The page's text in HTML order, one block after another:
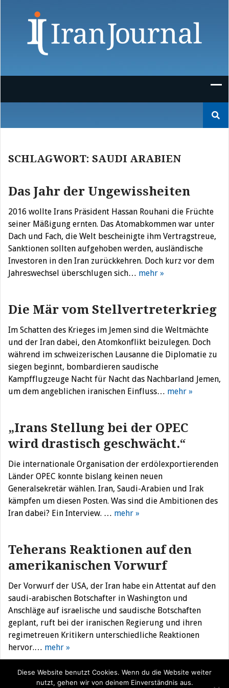
nach:
SCHLAGWORT: SAUDI ARABIEN
Das Jahr der Ungewissheiten
2016 wollte Irans Präsident Hassan Rouhani die Früchte
seiner Mäßigung ernten. Das Atomabkommen war unter
Dach und Fach, die Welt bescheinigte ihm Vertragstreue,
Sanktionen sollten aufgehoben werden, ausländische
Investoren in den Iran zurückkehren. Doch kurz vor dem
Jahreswechsel überschlugen sich… mehr »
Die Mär vom Stellvertreterkrieg
Im Schatten des Krieges im Jemen sind die Weltmächte
und der Iran dabei, den Atomkonflikt beizulegen. Doch
während im schweizerischen Lausanne die Diplomatie zu
siegen beginnt, bombardieren saudische
Kampfflugzeuge Nacht für Nacht das Nachbarland Jemen,
um dem angeblichen iranischen Einfluss… mehr »
„Irans Stellung bei der OPEC
wird drastisch geschwächt.“
Die internationale Organisation der erdölexportierenden
Länder OPEC konnte bislang keinen neuen
Generalsekretär wählen. Iran, Saudi-Arabien und Irak
kämpfen um diesen Posten. Was sind die Ambitionen des
Iran dabei? Ein Interview. … mehr »
Teherans Reaktionen auf den
amerikanischen Vorwurf
Der Vorwurf der USA, der Iran habe ein Attentat auf den
saudi-arabischen Botschafter in Washington und
Anschläge auf israelische und saudische Botschaften
geplant, ruft bei der iranischen Regierung und ihren
regimetreuen Kritikern unterschiedliche Reaktionen
hervor.… mehr »
Diese Website benutzt Cookies. Wenn du die Website weiter
nutzt, gehen wir von deinem Einverständnis aus.